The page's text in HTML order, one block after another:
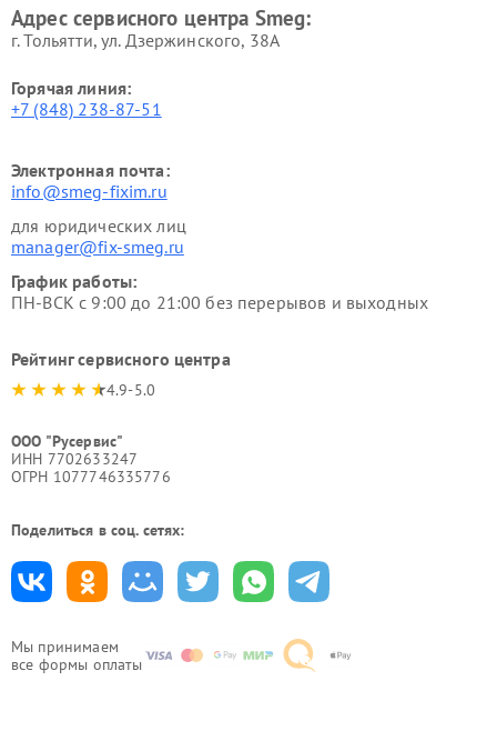
Мы принимаем
все формы оплаты
Адрес сервисного центра Smeg:
г. Тольятти, ул. Дзержинского, 38А
Горячая линия:
+7 (848) 238-87-51
Электронная почта:
info@smeg-fixim.ru
для юридических лиц
manager@fix-smeg.ru
График работы:
ПН-ВСК с 9:00 до 21:00 без перерывов и выходных
Рейтинг сервисного центра
4.9-5.0
ООО "Русервис"
ИНН 7702633247
ОГРН 1077746335776
Поделиться в соц. сетях: